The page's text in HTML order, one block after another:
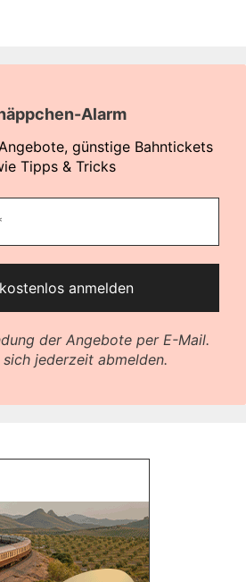
Alarm
günstige Bahntickets
Tipps & Tricks
der Angebote per E-Mail.
jederzeit abmelden.